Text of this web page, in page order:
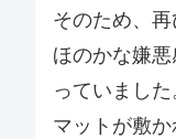
そのため、
ほのかな嫌
っていました
マットが敷